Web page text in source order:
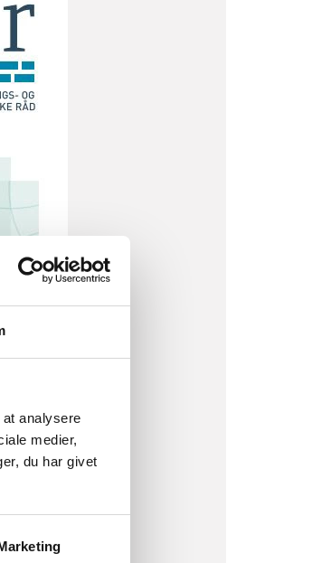
analysere
medier,
du har givet